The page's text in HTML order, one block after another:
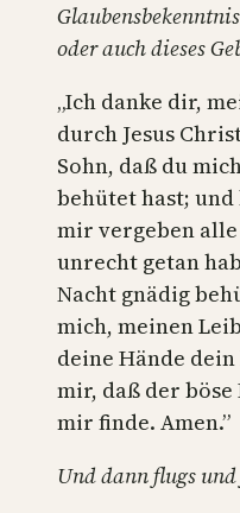
oder auch dieses
„Ich danke dir,
durch Jesus
Sohn, daß du
behütet hast;
mir vergeben
unrecht getan
Nacht gnädig
mich, meinen
deine Hände
mir, daß der
mir finde. Amen.”
Und dann flugs